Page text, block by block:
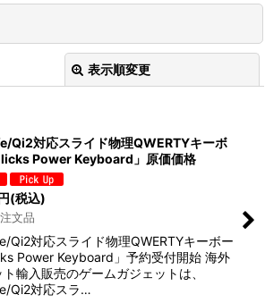
表示順変更
Qi2対応スライド物理QWERTYキーボ
Power Keyboard」原価価格
(税込)
文品
Qi2対応スライド物理QWERTYキーボー
Power Keyboard」予約受付開始 海外
輸入販売のゲームガジェットは、
Qi2対応スラ…